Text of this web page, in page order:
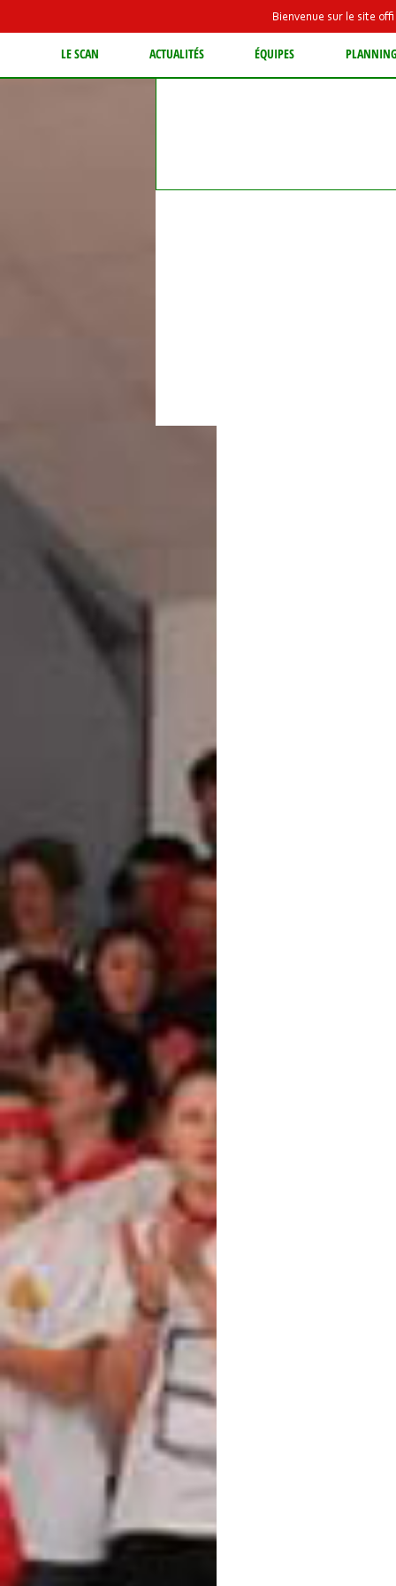
Bienvenue sur le site
LE SCAN ACTUALITÉS ÉQUIPES